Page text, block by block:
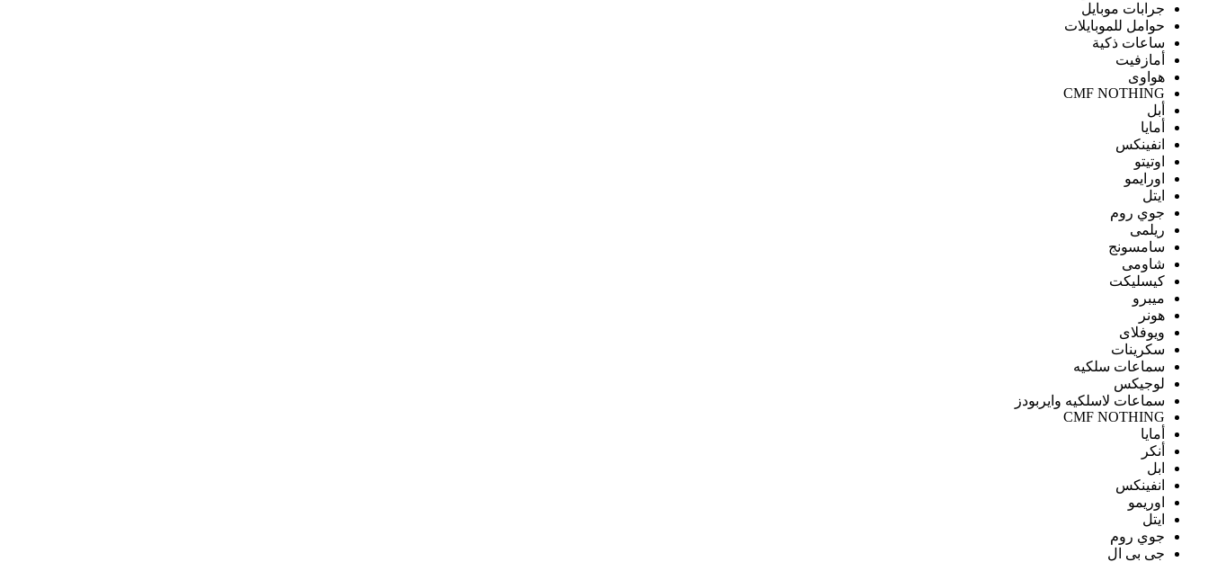
جرابات موبايل
حوامل للموبايلات
ساعات ذكية
أمازفيت
هواوى
CMF NOTHING
أبل
أمايا
انفينكس
اوتيتو
اورايمو
ايتل
جوي روم
ريلمى
سامسونج
شاومى
كيسليكت
ميبرو
هونر
ويوفلاى
سكرينات
سماعات سلكيه
لوجيكس
سماعات لاسلكيه وايربودز
CMF NOTHING
أمايا
أنكر
ابل
انفينكس
اوريمو
ايتل
جوي روم
جى بى ال